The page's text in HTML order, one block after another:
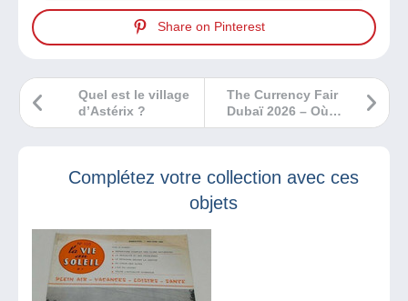
Share on Pinterest
The Currency Fair
Dubaï 2026 – Où le
monde des billets
Quel est le village
d’Astérix ?
Complétez votre collection avec ces
objets